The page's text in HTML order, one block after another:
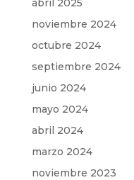
abril 2025
noviembre 2024
octubre 2024
septiembre 2024
junio 2024
mayo 2024
abril 2024
marzo 2024
noviembre 2023